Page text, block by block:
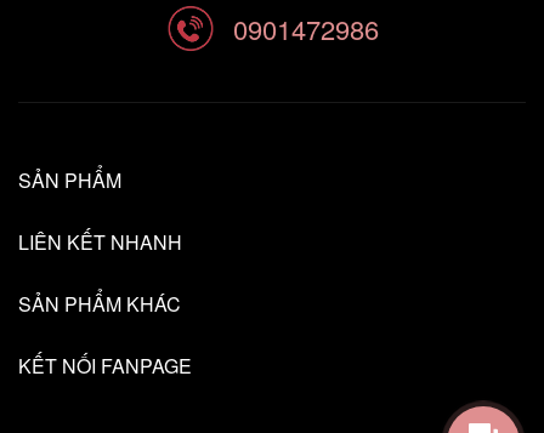
0901472986
SẢN PHẨM
LIÊN KẾT NHANH
SẢN PHẨM KHÁC
KẾT NỐI FANPAGE